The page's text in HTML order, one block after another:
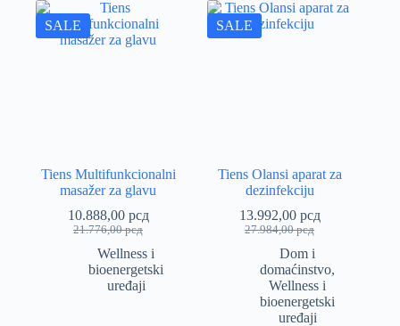
SALE
Tiens Multifunkcionalni
masažer za glavu
21.776,00рсд
Originalna
je
bila:
21.776,00 рсд.
10.888,00 рсд
Trenutna
je:
10.888,00 рсд.
Wellness i
bioenergetski
uređaji
SALE
Tiens Olansi aparat za
dezinfekciju
27.984,00рсд
Originalna
je
bila:
27.984,00 рсд.
13.992,00 рсд
Trenutna
je:
13.992,00 рсд.
Dom i
domaćinstvo,
Wellness i
bioenergetski
uređaji